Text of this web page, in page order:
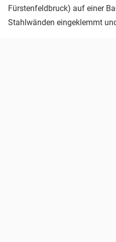
Fürstenfeldbruck) auf einer
Stahlwänden eingeklemmt